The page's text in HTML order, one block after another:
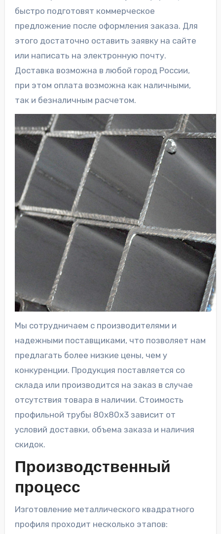
быстро подготовят коммерческое
предложение после оформления заказа. Для
этого достаточно оставить заявку на сайте
или написать на электронную почту.
Доставка возможна в любой город России,
при этом оплата возможна как наличными,
так и безналичным расчетом.
Мы сотрудничаем с производителями и
надежными поставщиками, что позволяет нам
предлагать более низкие цены, чем у
конкуренции. Продукция поставляется со
склада или производится на заказ в случае
отсутствия товара в наличии. Стоимость
профильной трубы 80х80х3 зависит от
условий доставки, объема заказа и наличия
скидок.
Производственный
процесс
Изготовление металлического квадратного
профиля проходит несколько этапов: